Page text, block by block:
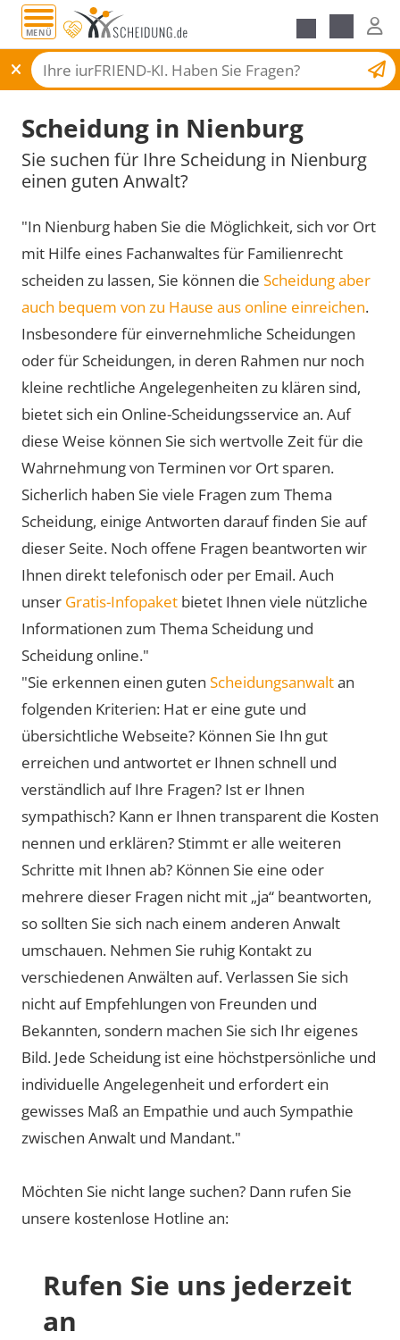
MENÜ
Scheidungsantrag
Scheidung in Nienburg
Sie suchen für Ihre Scheidung in Nienburg
einen guten Anwalt?
"In Nienburg haben Sie die Möglichkeit, sich vor Ort
mit Hilfe eines Fachanwaltes für Familienrecht
scheiden zu lassen, Sie können die Scheidung aber
auch bequem von zu Hause aus online einreichen.
Insbesondere für einvernehmliche Scheidungen
oder für Scheidungen, in deren Rahmen nur noch
kleine rechtliche Angelegenheiten zu klären sind,
bietet sich ein Online-Scheidungsservice an. Auf
diese Weise können Sie sich wertvolle Zeit für die
Wahrnehmung von Terminen vor Ort sparen.
Sicherlich haben Sie viele Fragen zum Thema
Scheidung, einige Antworten darauf finden Sie auf
dieser Seite. Noch offene Fragen beantworten wir
Ihnen direkt telefonisch oder per Email. Auch
unser Gratis-Infopaket bietet Ihnen viele nützliche
Informationen zum Thema Scheidung und
Scheidung online."
"Sie erkennen einen guten Scheidungsanwaltan
folgenden Kriterien: Hat er eine gute und
übersichtliche Webseite? Können Sie Ihn gut
erreichen und antwortet er Ihnen schnell und
verständlich auf Ihre Fragen? Ist er Ihnen
sympathisch? Kann er Ihnen transparent die Kosten
nennen und erklären? Stimmt er alle weiteren
Schritte mit Ihnen ab? Können Sie eine oder
mehrere dieser Fragen nicht mit „ja“ beantworten,
so sollten Sie sich nach einem anderen Anwalt
umschauen. Nehmen Sie ruhig Kontakt zu
verschiedenen Anwälten auf. Verlassen Sie sich
nicht auf Empfehlungen von Freunden und
Bekannten, sondern machen Sie sich Ihr eigenes
Bild. Jede Scheidung ist eine höchstpersönliche und
individuelle Angelegenheit und erfordert ein
gewisses Maß an Empathie und auch Sympathie
zwischen Anwalt und Mandant."
Möchten Sie nicht lange suchen? Dann rufen Sie
unsere kostenlose Hotline an:
Rufen Sie uns jederzeit
an